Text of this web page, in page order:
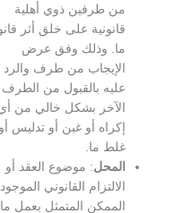
طرفين ذوي أهلية
على خلق أثر قانوني
وذلك وفق عرض
من طرف والرد
بالقبول من الطرف
بشكل خالي من أي
أو غبن أو تدليس أو
: موضوع العقد أو
القانوني الموجود أو
المتمثل بعمل ما أو